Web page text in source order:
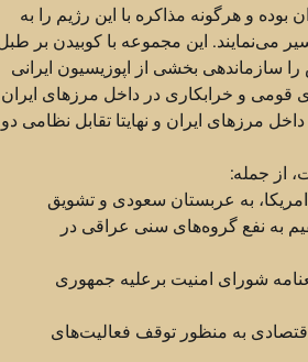
و هرگونه مذاکره با این رژیم را به
می‌نمایند. این مجموعه با کوبیدن بر
سازماندهی بخشی از اپوزیسیون ایرانی
قومی و خرابکاری در داخل مرزهای ایران
مرزهای ایران و نهایتا تقابل نظامی دو
از جمله:
به نفع گروه‌های سنی عراقی در